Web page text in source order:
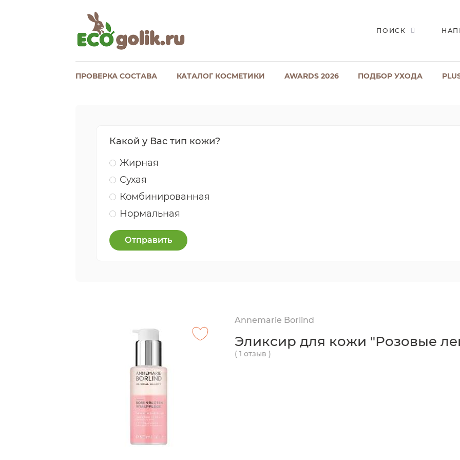
ПОИСК
ПРОВЕРКА СОСТАВА КАТАЛОГ КОСМЕТИКИ AWARDS 2026 ПОДБОР УХОДА
Какой у Вас тип кожи?
Жирная
Сухая
Комбинированная
Нормальная
Отправить
Annemarie Borlind
Эликсир для кожи "Розовые
( 1 отзыв )